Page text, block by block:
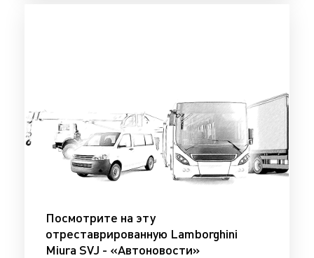
Посмотрите на эту
отреставрированную Lamborghini
Miura SVJ - «Автоновости»